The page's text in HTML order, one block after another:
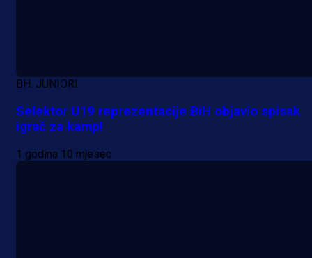
A Selekcija
Lukić seli u Bundesligu? Dva
BH. JUNIORI
Selektor U19 reprezentacije BiH objavio spisak
igrač za kamp!
1 godina 10 mjesec